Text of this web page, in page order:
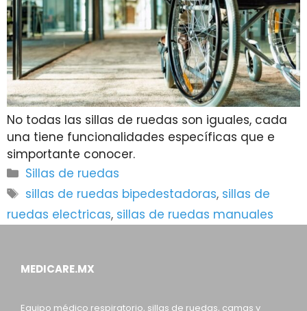
No todas las sillas de ruedas son iguales, cada
una tiene funcionalidades específicas que e
simportante conocer.
Categorías
Sillas de ruedas
Etiquetas
sillas de ruedas bipedestadoras, sillas de
ruedas electricas, sillas de ruedas manuales
MEDICARE.MX
Equipo médico respiratorio, sillas de ruedas, camas y